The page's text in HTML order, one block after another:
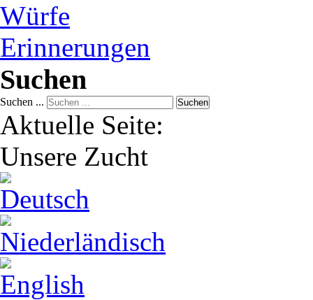
Würfe
Erinnerungen
Suchen
Suchen ... Suchen
Aktuelle Seite:
Unsere Zucht